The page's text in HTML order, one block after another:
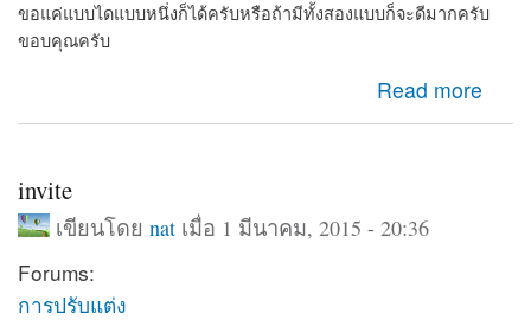
ขอแค่แบบไดแบบหนึ่งก็ได้ครับหรือถ้ามีทั้งสองแบบก็จะดีมากครับ
ขอบคุณครับ
Read more
invite
เขียนโดย natเมื่อ 1 มีนาคม, 2015 - 20:36
Forums:
การปรับแต่ง